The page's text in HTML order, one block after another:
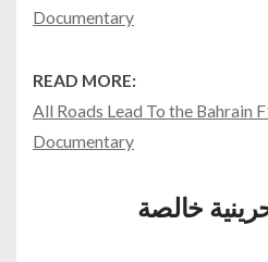
Documentary
READ MORE:
All Roads Lead To the Bahrain
Documentary
خالصة